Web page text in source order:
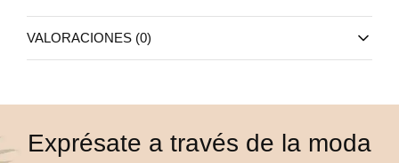
VALORACIONES (0)
Exprésate a través de la moda